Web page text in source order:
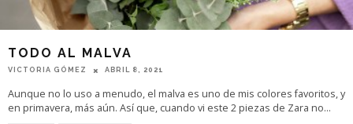
TODO AL MALVA
VICTORIA GÓMEZ ABRIL 8, 2021
Aunque no lo uso a menudo, el malva es uno de mis colores favoritos, y
en primavera, más aún. Así que, cuando vi este 2 piezas de Zara no...